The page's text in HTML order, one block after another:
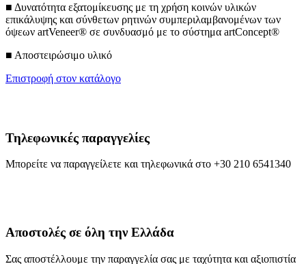
■ Δυνατότητα εξατομίκευσης με τη χρήση κοινών υλικών
επικάλυψης και σύνθετων ρητινών συμπεριλαμβανομένων των
όψεων artVeneer® σε συνδυασμό με το σύστημα artConcept®
■ Αποστειρώσιμο υλικό
Επιστροφή στον κατάλογο
Τηλεφωνικές παραγγελίες
Μπορείτε να παραγγείλετε και τηλεφωνικά στο +30 210 6541340
Αποστολές σε όλη την Ελλάδα
Σας αποστέλλουμε την παραγγελία σας με ταχύτητα και αξιοπιστία